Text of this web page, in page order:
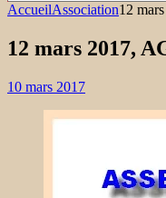
AccueilAssociation12
12 mars 2017,
10 mars 2017